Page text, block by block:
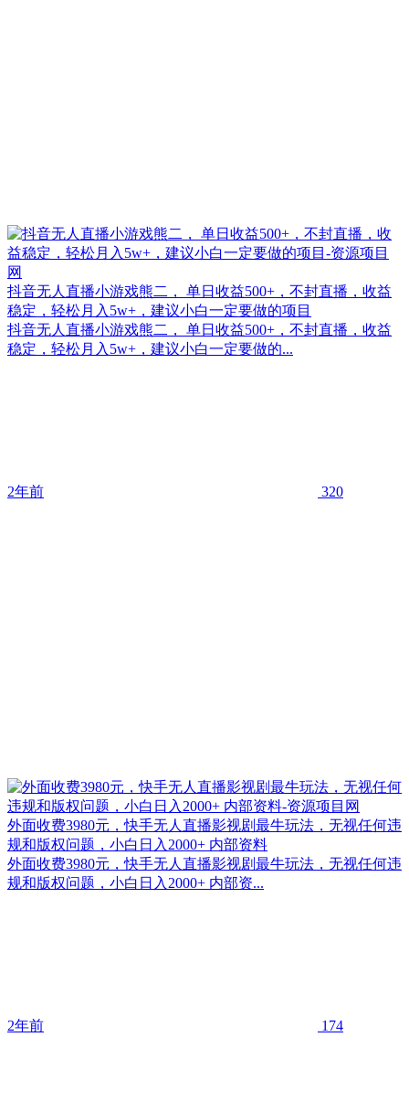
抖音无人直播小游戏熊二， 单日收益500+，不封直播，收益
稳定，轻松月入5w+，建议小白一定要做的项目
抖音无人直播小游戏熊二， 单日收益500+，不封直播，收益
稳定，轻松月入5w+，建议小白一定要做的...
2年前 320
外面收费3980元，快手无人直播影视剧最牛玩法，无视任何违
规和版权问题，小白日入2000+ 内部资料
外面收费3980元，快手无人直播影视剧最牛玩法，无视任何违
规和版权问题，小白日入2000+ 内部资...
2年前 174